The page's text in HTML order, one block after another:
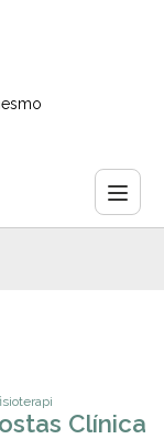
sao paulo
dor nas costas
Clínica